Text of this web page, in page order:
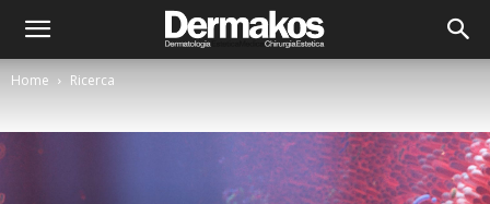
Home Ricerca